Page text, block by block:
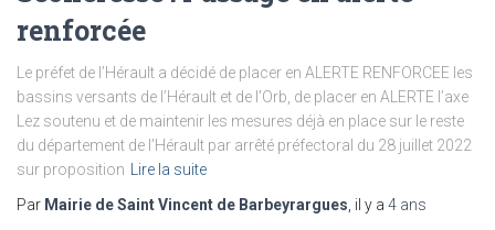
renforcée
Le préfet de l’Hérault a décidé de placer en ALERTE RENFORCEE les
bassins versants de l’Hérault et de l’Orb, de placer en ALERTE l’axe
Lez soutenu et de maintenir les mesures déjà en place sur le reste
du département de l’Hérault par arrêté préfectoral du 28 juillet 2022
sur proposition Lire la suite
Par Mairie de Saint Vincent de Barbeyrargues, il y a 4 ans